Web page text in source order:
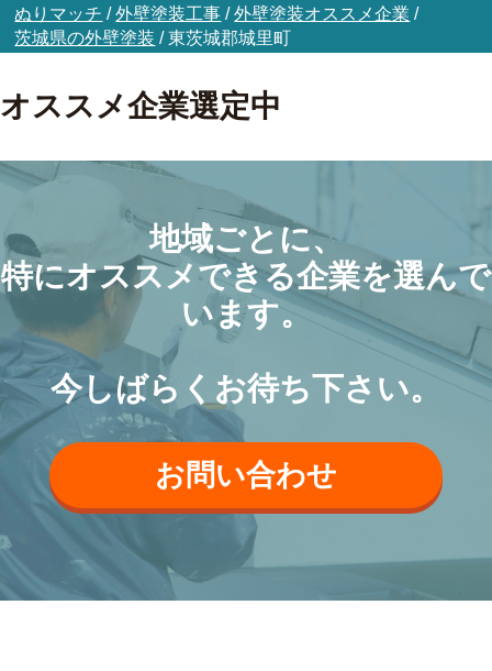
ぬりマッチ /外壁塗装工事 /外壁塗装オススメ企業 /
茨城県の外壁塗装 /東茨城郡城里町
オススメ企業選定中
地域ごとに、
特にオススメできる企業を選んで
います。
今しばらくお待ち下さい。
お問い合わせ